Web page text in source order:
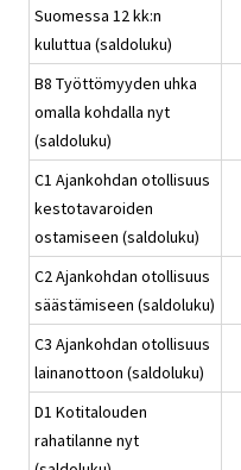
Suomessa 12 kk:n
kuluttua (saldoluku)
B8 Työttömyyden uhka
omalla kohdalla nyt
(saldoluku)
C1 Ajankohdan otollisuus
kestotavaroiden
ostamiseen (saldoluku)
C2 Ajankohdan otollisuus
säästämiseen (saldoluku)
C3 Ajankohdan otollisuus
lainanottoon (saldoluku)
D1 Kotitalouden
rahatilanne nyt